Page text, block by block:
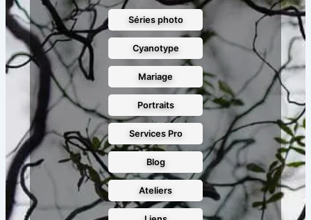
Séries photo
Cyanotype
Mariage
Portraits
Services Pro
Blog
Ateliers